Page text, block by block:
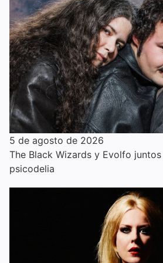
5 de agosto de 2026
The Black Wizards y Evolfo
psicodelia